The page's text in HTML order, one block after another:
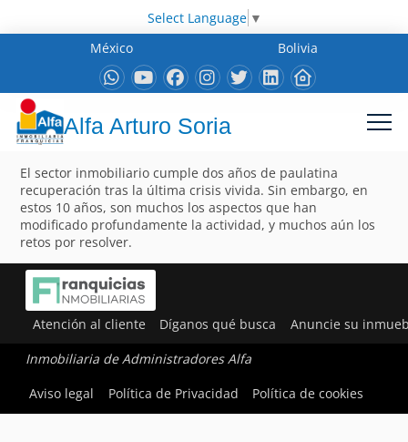
Select Language ▼
México
Bolivia
Alfa Arturo Soria
El sector inmobiliario cumple dos años de paulatina
recuperación tras la última crisis vivida. Sin embargo, en
estos 10 años, son muchos los aspectos que han
modificado profundamente la actividad, y muchos aún los
retos por resolver.
Atención al cliente Díganos qué busca Anuncie su
Inmobiliaria de Administradores Alfa
Aviso legal
Política de Privacidad Política de cookies